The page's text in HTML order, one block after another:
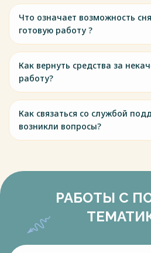
Что означает возможность
готовую работу ?
Как вернуть средства за
работу?
Как связаться со службой
возникли вопросы?
РАБОТЫ С